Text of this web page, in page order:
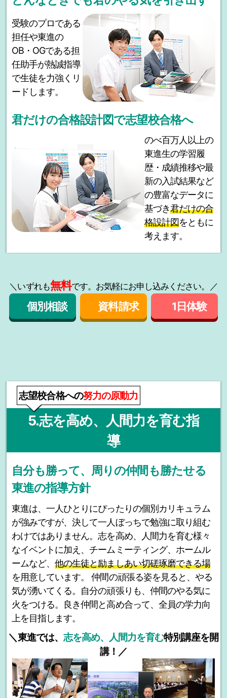
受験のプロである
担任や東進の
OB・OGである担
任助手が熱誠指導
で生徒を力強くリ
ードします。
君だけの合格設計図で志望校合格へ
のべ百万人以上の
東進生の学習履
歴・成績推移や最
新の入試結果など
の豊富なデータに
基づき君だけの合
格設計図をともに
考えます。
＼いずれも無料です。お気軽にお申し込みください。／
個別相談 資料請求 1日体験
志望校合格への努力の原動力
5.志を高め、人間力を育む指
導
自分も勝って、周りの仲間も勝たせる
東進の指導方針
東進は、一人ひとりにぴったりの個別カリキュラム
が強みですが、決して一人ぼっちで勉強に取り組む
わけではありません。志を高め、人間力を育む様々
なイベントに加え、チームミーティング、ホームル
ームなど、他の生徒と励ましあい切磋琢磨できる場
を用意しています。 仲間の頑張る姿を見ると、やる
気が湧いてくる。自分の頑張りも、仲間のやる気に
火をつける。良き仲間と高め合って、全員の学力向
上を目指します。
＼東進では、 志を高め、人間力を育む特別講座を開
講！／